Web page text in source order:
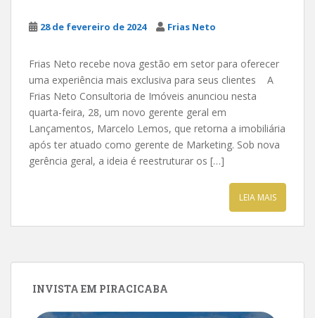
28 de fevereiro de 2024 Frias Neto
Frias Neto recebe nova gestão em setor para oferecer
uma experiência mais exclusiva para seus clientes A
Frias Neto Consultoria de Imóveis anunciou nesta
quarta-feira, 28, um novo gerente geral em
Lançamentos, Marcelo Lemos, que retorna a imobiliária
após ter atuado como gerente de Marketing. Sob nova
gerência geral, a ideia é reestruturar os […]
LEIA MAIS
INVISTA EM PIRACICABA